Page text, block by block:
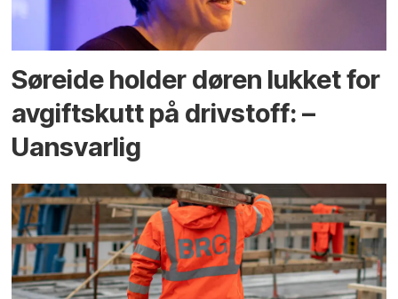
Søreide holder døren lukket for
avgiftskutt på drivstoff: –
Uansvarlig